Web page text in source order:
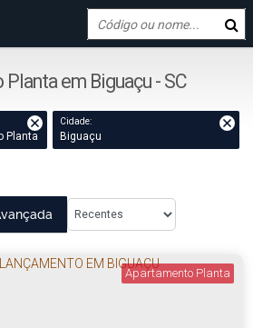
em Biguaçu - SC
Planta
Cidade:
Biguaçu
Apartamento Planta